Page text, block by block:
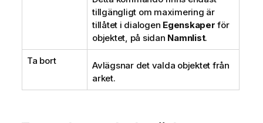
tillgängligt om maximering är
tillåtet i dialogen Egenskaper för
objektet, på sidan Namnlist.
Ta bort
Avlägsnar det valda objektet från
arket.